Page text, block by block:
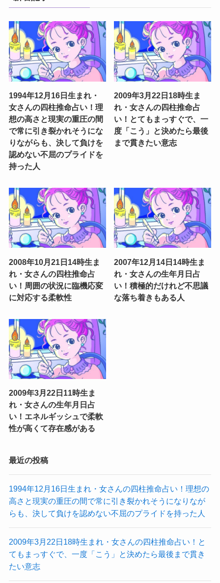
1994年12月16日生まれ・
女さんの四柱推命占い！理
想の高さと現実の重圧の間
で常に引き裂かれそうにな
りながらも、決して負けを
認めない不屈のプライドを
持った人
2009年3月22日18時生ま
れ・女さんの四柱推命占
い！とてもまっすぐで、一
度「こう」と決めたら最後
まで貫きたい意志
2008年10月21日14時生ま
れ・女さんの四柱推命占
い！周囲の状況に臨機応変
に対応する柔軟性
2007年12月14日14時生ま
れ・女さんの生年月日占
い！積極的だけれど不思議
な落ち着きもある人
2009年3月22日11時生ま
れ・女さんの生年月日占
い！エネルギッシュで柔軟
性が高くて存在感がある
最近の投稿
1994年12月16日生まれ・女さんの四柱推命占い！理想の
高さと現実の重圧の間で常に引き裂かれそうになりなが
らも、決して負けを認めない不屈のプライドを持った人
2009年3月22日18時生まれ・女さんの四柱推命占い！と
てもまっすぐで、一度「こう」と決めたら最後まで貫き
たい意志